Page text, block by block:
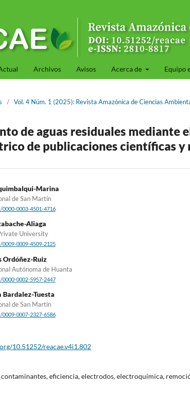
Archivos Avisos Acerca de Equipo
/ Vol. 4 Núm. 1 (2025): Revista Amazónica de Ciencias
de aguas residuales mediante
de publicaciones científicas y
Marina
de San Martín
0000-0003-4501-4716
Aliaga
University
0009-0009-4509-2125
Ordóñez-Ruiz
Autónoma de Huanta
0000-0002-5957-2447
Tuesta
de San Martín
0009-0007-2327-6586
10.51252/reacae.v4i1.802
contaminantes, eficiencia, electrodos, electroquímica,